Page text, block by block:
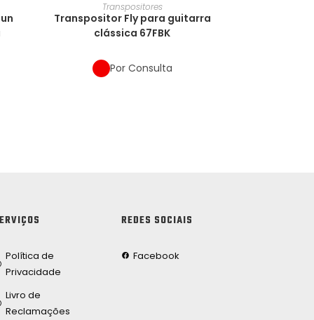
Transpositores
Transpositor Fly para guitarra
clássica 67FBK
Por Consulta
Política de
Privacidade
Livro de
Reclamações
REDES SOCIAIS
Facebook